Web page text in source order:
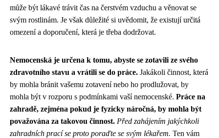
může být lákavé trávit čas na čerstvém vzduchu a věnovat se
svým rostlinám. Je však důležité si uvědomit, že existují určitá
omezení a doporučení, která je třeba dodržovat.
Nemocenská je určena k tomu, abyste se zotavili ze svého
zdravotního stavu a vrátili se do práce. Jakákoli činnost, která
by mohla bránit vašemu zotavení nebo ho prodlužovat, by
mohla být v rozporu s podmínkami vaší nemocenské. Práce na
zahradě, zejména pokud je fyzicky náročná, by mohla být
považována za takovou činnost. Před zahájením jakýchkoli
zahradních prací se proto poraďte se svým lékařem. Ten vám